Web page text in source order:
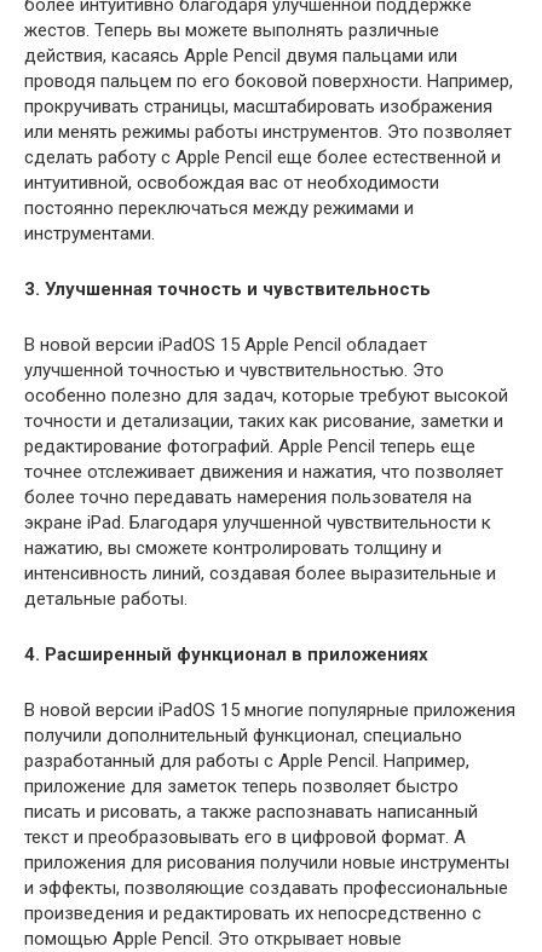
более интуитивно благодаря улучшенной поддержке
жестов. Теперь вы можете выполнять различные
действия, касаясь Apple Pencil двумя пальцами или
проводя пальцем по его боковой поверхности. Например,
прокручивать страницы, масштабировать изображения
или менять режимы работы инструментов. Это позволяет
сделать работу с Apple Pencil еще более естественной и
интуитивной, освобождая вас от необходимости
постоянно переключаться между режимами и
инструментами.
3. Улучшенная точность и чувствительность
В новой версии iPadOS 15 Apple Pencil обладает
улучшенной точностью и чувствительностью. Это
особенно полезно для задач, которые требуют высокой
точности и детализации, таких как рисование, заметки и
редактирование фотографий. Apple Pencil теперь еще
точнее отслеживает движения и нажатия, что позволяет
более точно передавать намерения пользователя на
экране iPad. Благодаря улучшенной чувствительности к
нажатию, вы сможете контролировать толщину и
интенсивность линий, создавая более выразительные и
детальные работы.
4. Расширенный функционал в приложениях
В новой версии iPadOS 15 многие популярные приложения
получили дополнительный функционал, специально
разработанный для работы с Apple Pencil. Например,
приложение для заметок теперь позволяет быстро
писать и рисовать, а также распознавать написанный
текст и преобразовывать его в цифровой формат. А
приложения для рисования получили новые инструменты
и эффекты, позволяющие создавать профессиональные
произведения и редактировать их непосредственно с
помощью Apple Pencil. Это открывает новые